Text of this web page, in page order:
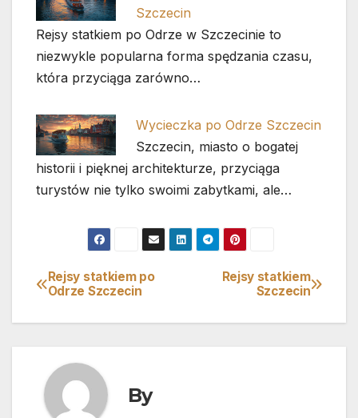
Szczecin
Rejsy statkiem po Odrze w Szczecinie to
niezwykle popularna forma spędzania czasu,
która przyciąga zarówno…
Wycieczka po Odrze Szczecin
Szczecin, miasto o bogatej
historii i pięknej architekturze, przyciąga
turystów nie tylko swoimi zabytkami, ale…
Nawigacja
wpisu
Rejsy statkiem
Szczecin
Rejsy statkiem po
Odrze Szczecin
By